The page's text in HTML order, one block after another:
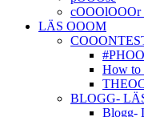
cOOOlOOOr
LÄS OOOM
How to
BLOGG-
Blogg-